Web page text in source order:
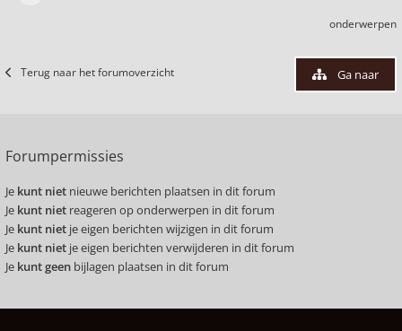
onderwerpen
Terug naar het forumoverzicht Ga naar
Forumpermissies
Je kunt niet nieuwe berichten plaatsen in dit forum
Je kunt niet reageren op onderwerpen in dit forum
Je kunt niet je eigen berichten wijzigen in dit forum
Je kunt niet je eigen berichten verwijderen in dit forum
Je kunt geen bijlagen plaatsen in dit forum